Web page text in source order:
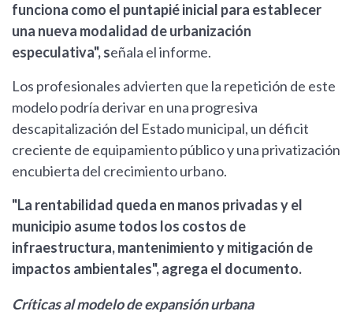
funciona como el puntapié inicial para establecer
una nueva modalidad de urbanización
especulativa", señala el informe.
Los profesionales advierten que la repetición de este
modelo podría derivar en una progresiva
descapitalización del Estado municipal, un déficit
creciente de equipamiento público y una privatización
encubierta del crecimiento urbano.
"La rentabilidad queda en manos privadas y el
municipio asume todos los costos de
infraestructura, mantenimiento y mitigación de
impactos ambientales", agrega el documento.
Críticas al modelo de expansión urbana